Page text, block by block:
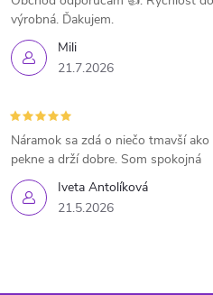
Mili
21.7.2026
výrobná. Ďakujem.
Iveta Antolíková
21.5.2026
Náramok sa zdá o niečo tmavší
pekne a drží dobre. Som spokojná